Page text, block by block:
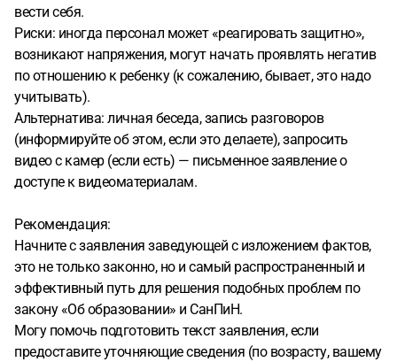
вести себя.
Риски: иногда персонал может «реагировать защитно»,
возникают напряжения, могут начать проявлять негатив
по отношению к ребенку (к сожалению, бывает, это надо
учитывать).
Альтернатива: личная беседа, запись разговоров
(информируйте об этом, если это делаете), запросить
видео с камер (если есть) — письменное заявление о
доступе к видеоматериалам.
Рекомендация:
Начните с заявления заведующей с изложением фактов,
это не только законно, но и самый распространенный и
эффективный путь для решения подобных проблем по
закону «Об образовании» и СанПиН.
Могу помочь подготовить текст заявления, если
предоставите уточняющие сведения (по возрасту, вашему